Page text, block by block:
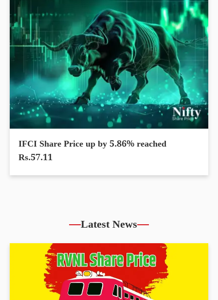
IFCI Share Price up by 5.86% reached
Rs.57.11
Latest News